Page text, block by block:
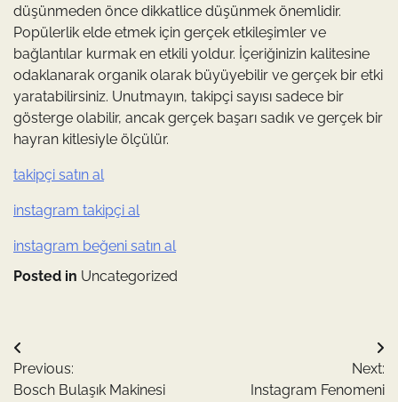
düşünmeden önce dikkatlice düşünmek önemlidir.
Popülerlik elde etmek için gerçek etkileşimler ve
bağlantılar kurmak en etkili yoldur. İçeriğinizin kalitesine
odaklanarak organik olarak büyüyebilir ve gerçek bir etki
yaratabilirsiniz. Unutmayın, takipçi sayısı sadece bir
gösterge olabilir, ancak gerçek başarı sadık ve gerçek bir
hayran kitlesiyle ölçülür.
takipçi satın al
instagram takipçi al
instagram beğeni satın al
Posted in Uncategorized
Yazı
gezinmesi
Previous:
Bosch Bulaşık Makinesi
Next:
Instagram Fenomeni